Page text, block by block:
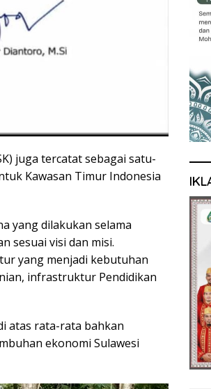
juga tercatat sebagai satu-
Kawasan Timur Indonesia
yang dilakukan selama
sesuai visi dan misi.
yang menjadi kebutuhan
infrastruktur Pendidikan
atas rata-rata bahkan
ekonomi Sulawesi